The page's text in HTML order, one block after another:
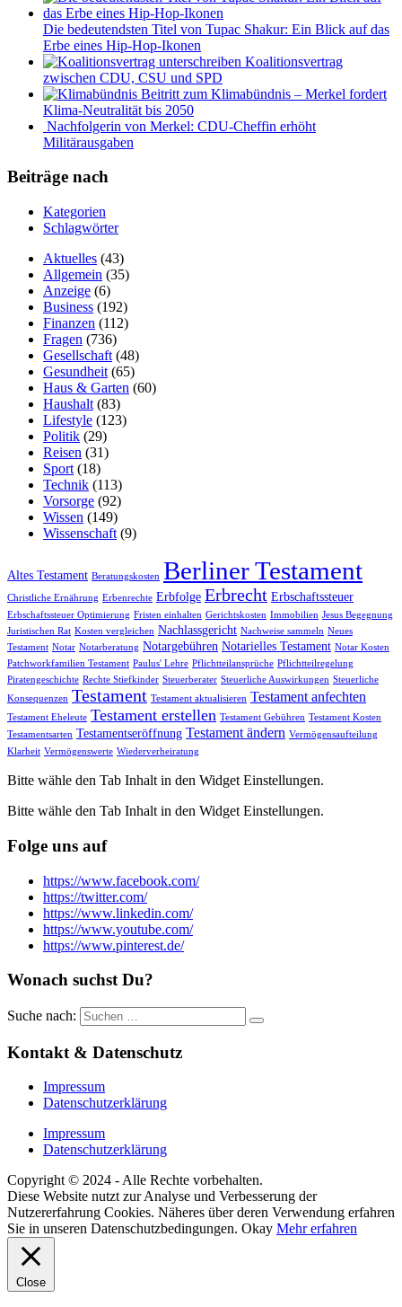
Die bedeutendsten Titel von Tupac Shakur: Ein Blick auf das
Erbe eines Hip-Hop-Ikonen
Koalitionsvertrag
zwischen CDU, CSU und SPD
Beitritt zum Klimabündnis – Merkel fordert
Klima-Neutralität bis 2050
Nachfolgerin von Merkel: CDU-Cheffin erhöht
Militärausgaben
Beiträge nach
Kategorien
Schlagwörter
Aktuelles (43)
Allgemein (35)
Anzeige (6)
Business (192)
Finanzen (112)
Fragen (736)
Gesellschaft (48)
Gesundheit (65)
Haus & Garten (60)
Haushalt (83)
Lifestyle (123)
Politik (29)
Reisen (31)
Sport (18)
Technik (113)
Vorsorge (92)
Wissen (149)
Wissenschaft (9)
Altes Testament Beratungskosten Berliner Testament
Christliche Ernährung Erbenrechte Erbfolge Erbrecht Erbschaftssteuer
Erbschaftssteuer Optimierung Fristen einhalten Gerichtskosten Immobilien Jesus Begegnung
Juristischen Rat Kosten vergleichen Nachlassgericht Nachweise sammeln Neues
Testament Notar Notarberatung Notargebühren Notarielles Testament Notar Kosten
Patchworkfamilien Testament Paulus' Lehre Pflichtteilansprüche Pflichtteilregelung
Piratengeschichte Rechte Stiefkinder Steuerberater Steuerliche Auswirkungen Steuerliche
Konsequenzen Testament Testament aktualisieren Testament anfechten
Testament Eheleute Testament erstellen Testament Gebühren Testament Kosten
Testamentsarten Testamentseröffnung Testament ändern Vermögensaufteilung
Klarheit Vermögenswerte Wiederverheiratung
Bitte wähle den Tab Inhalt in den Widget Einstellungen.
Bitte wähle den Tab Inhalt in den Widget Einstellungen.
Folge uns auf
https://www.facebook.com/
https://twitter.com/
https://www.linkedin.com/
https://www.youtube.com/
https://www.pinterest.de/
Wonach suchst Du?
Suche nach:
Kontakt & Datenschutz
Impressum
Datenschutzerklärung
Impressum
Datenschutzerklärung
Copyright © 2024 - Alle Rechte vorbehalten.
Diese Website nutzt zur Analyse und Verbesserung der
Nutzererfahrung Cookies. Näheres über deren Verwendung erfahren
Sie in unseren Datenschutzbedingungen. Okay Mehr erfahren
Close